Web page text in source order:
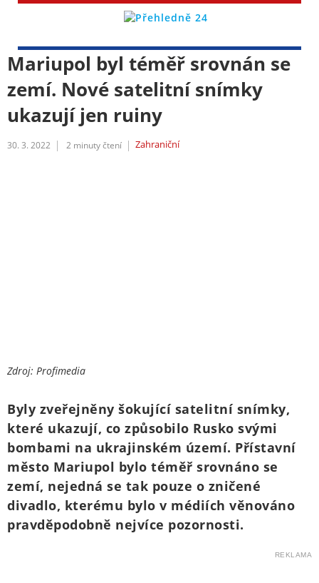
Mariupol byl téměř srovnán se
zemí. Nové satelitní snímky
ukazují jen ruiny
30. 3. 2022 2 minuty čtení Zahraniční
Zdroj: Profimedia
Byly zveřejněny šokující satelitní snímky,
které ukazují, co způsobilo Rusko svými
bombami na ukrajinském území. Přístavní
město Mariupol bylo téměř srovnáno se
zemí, nejedná se tak pouze o zničené
divadlo, kterému bylo v médiích věnováno
pravděpodobně nejvíce pozornosti.
REKLAMA